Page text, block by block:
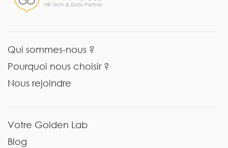
Qui sommes-nous ?
Pourquoi nous choisir ?
Nous rejoindre
Votre Golden Lab
Blog